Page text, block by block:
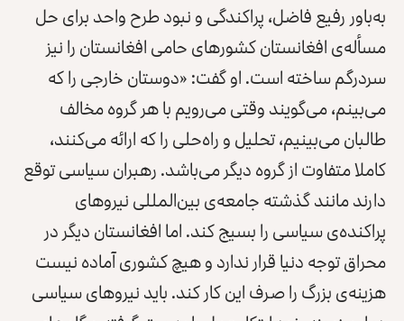
به‌باور رفیع فاضل، پراکندگی و نبود طرح واحد برای حل
مسأله‌ی افغانستان کشورهای حامی افغانستان را نیز
سردرگم ساخته است. او گفت: «دوستان خارجی را که
می‌بینم، می‌گویند وقتی می‌رویم با هر گروه مخالف
طالبان می‌بینیم، تحلیل و راه‌حلی را که ارائه می‌کنند،
کاملا متفاوت از گروه دیگر می‌باشد. رهبران سیاسی توقع
دارند مانند گذشته جامعه‌ی بین‌المللی نیروهای
پراکنده‌ی سیاسی را بسیج کند. اما افغانستان دیگر در
محراق توجه دنیا قرار ندارد و هیچ کشوری آماده نیست
هزینه‌ی بزرگ را صرف این کار کند. باید نیروهای سیاسی